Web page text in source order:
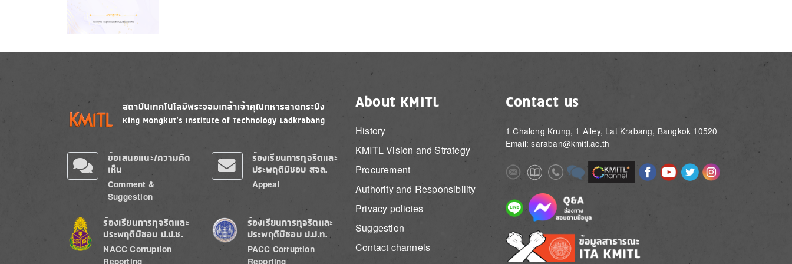
Image Image
ข้อเสนอแนะ/ความคิด
เห็น
Comment &
Suggestion
ร้องเรียนการทุจริตและ
ประพฤติมิชอบ สจล.
Appeal
Image
ร้องเรียนการทุจริตและ
ประพฤติมิชอบ ป.ป.ช.
NACC Corruption
Reporting
Image
ร้องเรียนการทุจริตและ
ประพฤติมิชอบ ป.ป.ท.
PACC Corruption
Reporting
About KMITL
History
KMITL Vision and Strategy
Procurement
Authority and Responsibility
Privacy policies
Suggestion
Contact channels
Contact us
1 Chalong Krung, 1 Alley, Lat Krabang, Bangkok 10520
Email: saraban@kmitl.ac.th
ImageImageImageImage Image ImageImageImageImage
Image Image
Image